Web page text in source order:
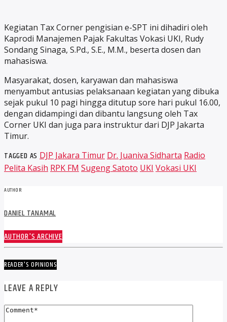
Kegiatan Tax Corner pengisian e-SPT ini dihadiri oleh
Kaprodi Manajemen Pajak Fakultas Vokasi UKI, Rudy
Sondang Sinaga, S.Pd., S.E., M.M., beserta dosen dan
mahasiswa.
Masyarakat, dosen, karyawan dan mahasiswa
menyambut antusias pelaksanaan kegiatan yang dibuka
sejak pukul 10 pagi hingga ditutup sore hari pukul 16.00,
dengan didampingi dan dibantu langsung oleh Tax
Corner UKI dan juga para instruktur dari DJP Jakarta
Timur.
TAGGED AS DJP Jakara Timur Dr. Juaniva Sidharta Radio
Pelita Kasih RPK FM Sugeng Satoto UKI Vokasi UKI
AUTHOR
DANIEL TANAMAL
AUTHOR'S ARCHIVE
READER'S OPINIONS
LEAVE A REPLY